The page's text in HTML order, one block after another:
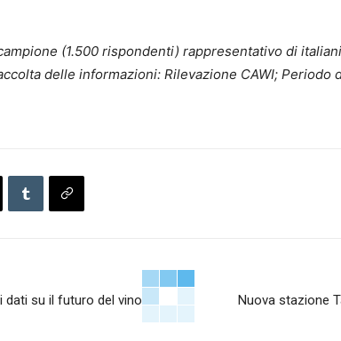
(1.500 rispondenti) rappresentativo di
delle informazioni: Rilevazione CAWI;
dati su il futuro del vino
Nuova stazione